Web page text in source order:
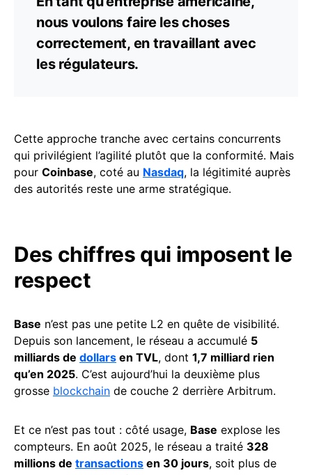
nous voulons faire les choses
correctement, en travaillant avec
les régulateurs.
Cette approche tranche avec certains concurrents
qui privilégient l’agilité plutôt que la conformité. Mais
pour Coinbase, coté au Nasdaq, la légitimité auprès
des autorités reste une arme stratégique.
Des chiffres qui imposent le
respect
Base n’est pas une petite L2 en quête de visibilité.
Depuis son lancement, le réseau a accumulé 5
milliards de dollars en TVL, dont 1,7 milliard rien
qu’en 2025. C’est aujourd’hui la deuxième plus
grosse blockchain de couche 2 derrière Arbitrum.
Et ce n’est pas tout : côté usage, Base explose les
compteurs. En août 2025, le réseau a traité 328
millions de transactions en 30 jours, soit plus de